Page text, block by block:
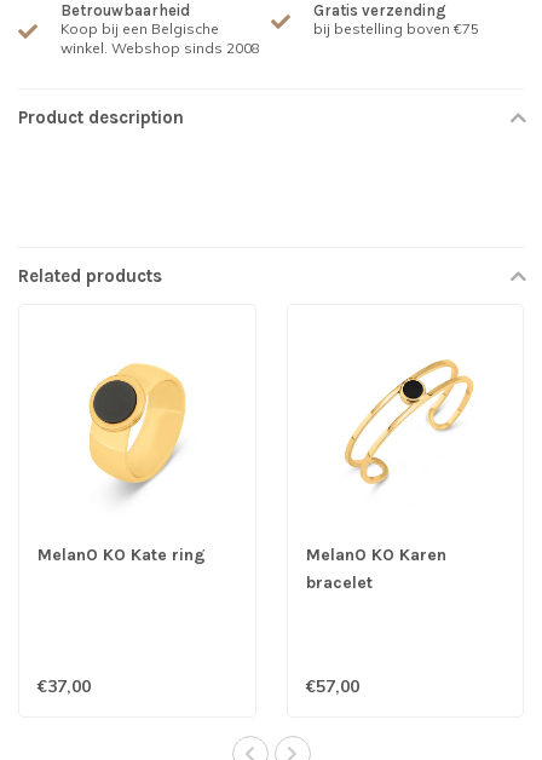
Betrouwbaarheid
Koop bij een Belgische
winkel. Webshop sinds 2008
Gratis verzending
bij bestelling boven €75
Product description
Related products
MelanO KO Kate ring
€37,00
MelanO KO Karen
bracelet
€57,00